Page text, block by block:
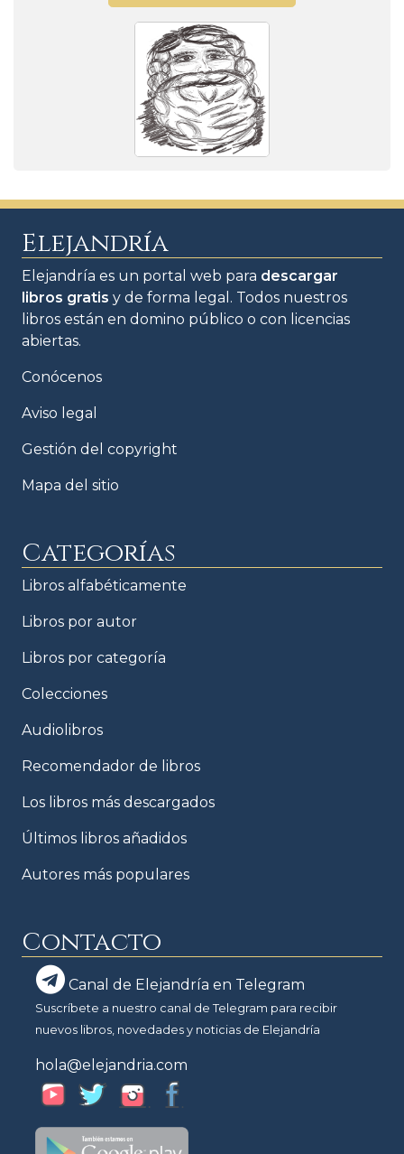
Elejandría
Elejandría es un portal web para descargar
libros gratis y de forma legal. Todos nuestros
libros están en domino público o con licencias
abiertas.
Conócenos
Aviso legal
Gestión del copyright
Mapa del sitio
Categorías
Libros alfabéticamente
Libros por autor
Libros por categoría
Colecciones
Audiolibros
Recomendador de libros
Los libros más descargados
Últimos libros añadidos
Autores más populares
Contacto
Canal de Elejandría en Telegram
Suscríbete a nuestro canal de Telegram para recibir
nuevos libros, novedades y noticias de Elejandría
hola@elejandria.com